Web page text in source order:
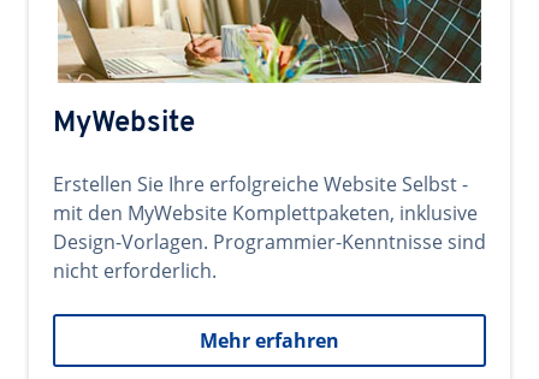
MyWebsite
Erstellen Sie Ihre erfolgreiche Website Selbst -
mit den MyWebsite Komplettpaketen, inklusive
Design-Vorlagen. Programmier-Kenntnisse sind
nicht erforderlich.
Mehr erfahren